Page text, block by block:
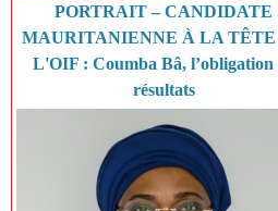
PORTRAIT – CANDIDATE
MAURITANIENNE À LA TÊTE
L'OIF : Coumba Bâ, l’obligation
résultats